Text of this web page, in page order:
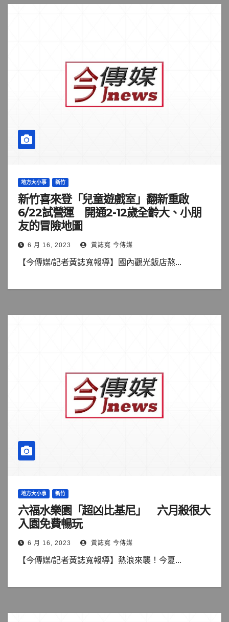
地方大小事 新竹
新竹喜來登「兒童遊戲室」翻新重啟
6/22試營運 開通2-12歲全齡大、小朋
友的冒險地圖
6 月 16, 2023 黃誌寬 今傳媒
【今傳媒/記者黃誌寬報導】國內觀光飯店熬...
地方大小事 新竹
六福水樂園「超凶比基尼」 六月殺很大
入園免費暢玩
6 月 16, 2023 黃誌寬 今傳媒
【今傳媒/記者黃誌寬報導】熱浪來襲！今夏...